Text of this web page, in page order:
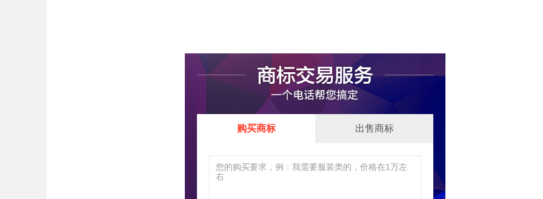
购买商标 出售商标